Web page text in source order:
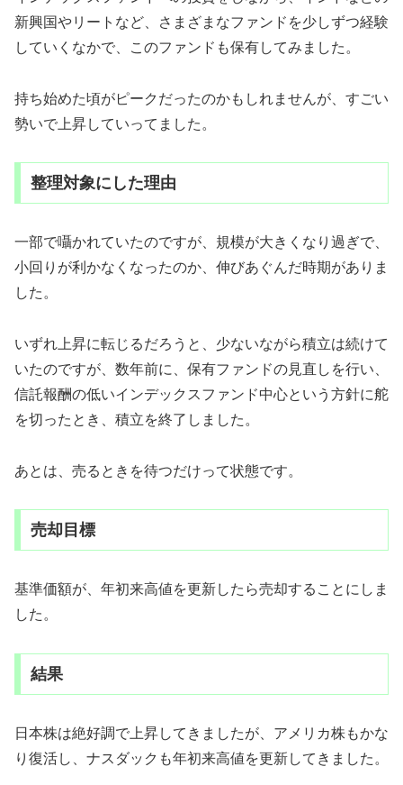
新興国やリートなど、さまざまなファンドを少しずつ経験
していくなかで、このファンドも保有してみました。
持ち始めた頃がピークだったのかもしれませんが、すごい
勢いで上昇していってました。
整理対象にした理由
一部で囁かれていたのですが、規模が大きくなり過ぎで、
小回りが利かなくなったのか、伸びあぐんだ時期がありま
した。
いずれ上昇に転じるだろうと、少ないながら積立は続けて
いたのですが、数年前に、保有ファンドの見直しを行い、
信託報酬の低いインデックスファンド中心という方針に舵
を切ったとき、積立を終了しました。
あとは、売るときを待つだけって状態です。
売却目標
基準価額が、年初来高値を更新したら売却することにしま
した。
結果
日本株は絶好調で上昇してきましたが、アメリカ株もかな
り復活し、ナスダックも年初来高値を更新してきました。